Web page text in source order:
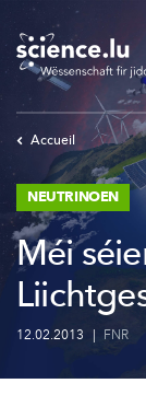
to
main
content
Accueil
NEUTRINOEN
Méi
12.02.2013 | FNR